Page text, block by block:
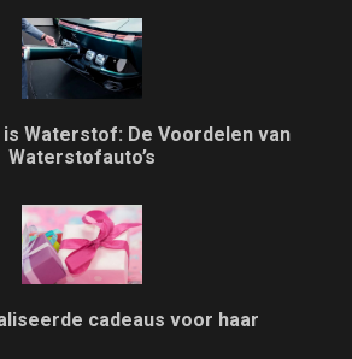
Waterstof: De Voordelen van
Waterstofauto’s
cadeaus voor haar